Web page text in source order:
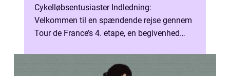
Cykelløbsentusiaster Indledning:
Velkommen til en spændende rejse gennem
Tour de France’s 4. etape, en begivenhed